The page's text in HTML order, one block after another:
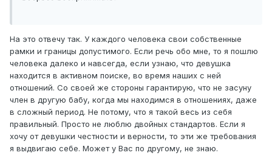
На это отвечу так. У каждого человека свои собственные
рамки и границы допустимого. Если речь обо мне, то я пошлю
человека далеко и навсегда, если узнаю, что девушка
находится в активном поиске, во время наших с ней
отношений. Со своей же стороны гарантирую, что не засуну
член в другую бабу, когда мы находимся в отношениях, даже
в сложный период. Не потому, что я такой весь из себя
правильный. Просто не люблю двойных стандартов. Если я
хочу от девушки честности и верности, то эти же требования
я выдвигаю себе. Может у Вас по другому, не знаю.